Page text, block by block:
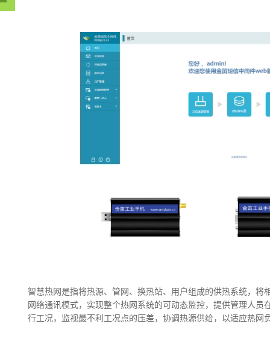
智慧热网是指将热源、管网、换热站、用户组成的供热系统，
网络通讯模式，实现整个热网系统的可动态监控，提供管理人
行工况，监视最不利工况点的压差，协调热源供给，以适应热